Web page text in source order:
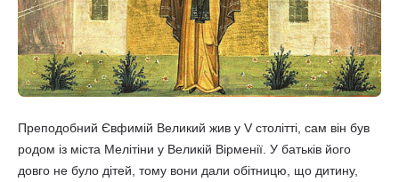
Преподобний Євфимій Великий жив у V столітті, сам він був
родом із міста Мелітіни у Великій Вірменії. У батьків його
довго не було дітей, тому вони дали обітницю, що дитину,